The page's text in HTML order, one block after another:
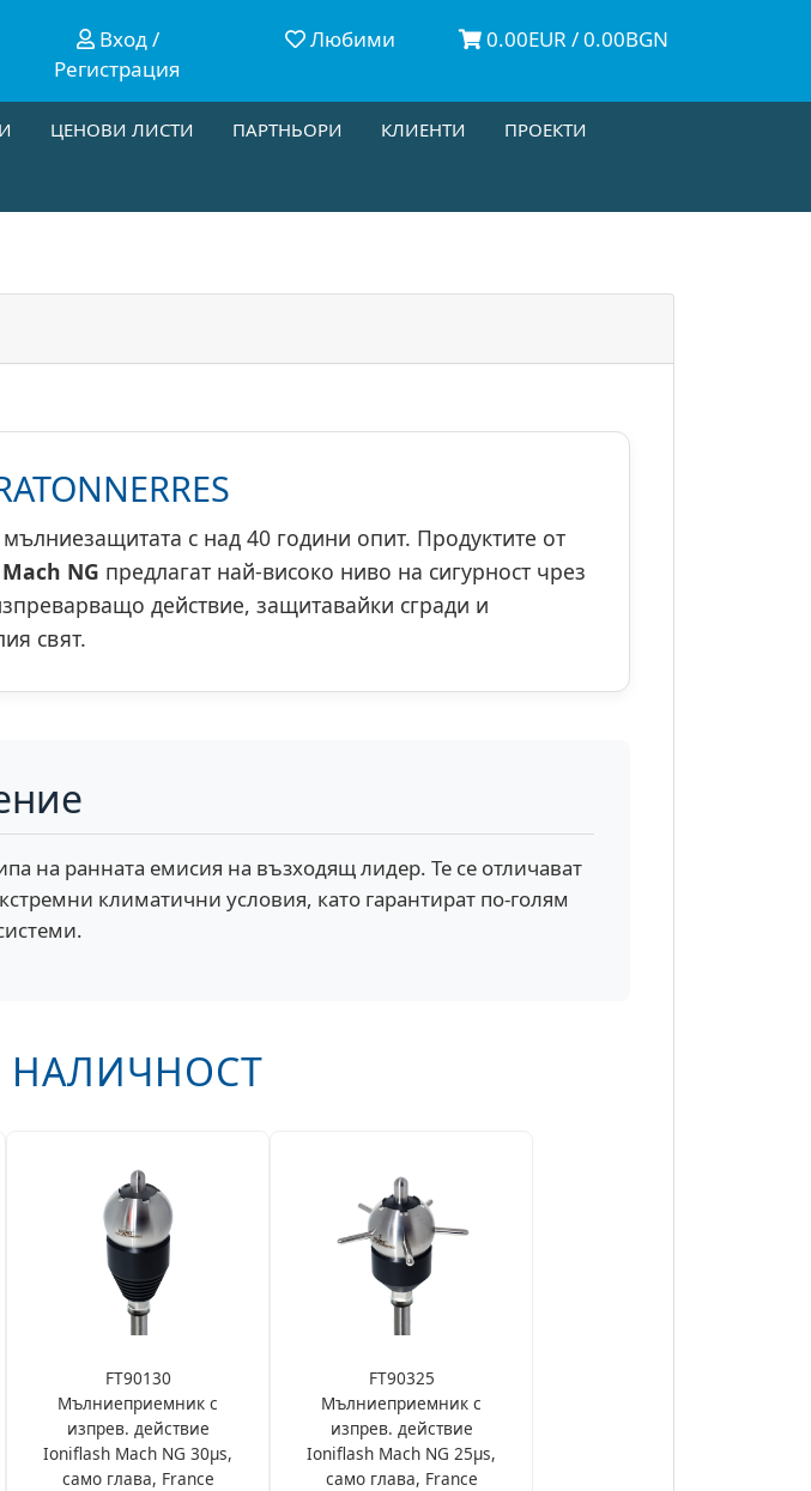
Вход /
Регистрация
Любими 0.00EUR / 0.00BGN
ЦЕНОВИ ЛИСТИ ПАРТНЬОРИ КЛИЕНТИ ПРОЕКТИ
с над 40 години опит. Продуктите от
NG предлагат най-високо ниво на сигурност чрез
действие, защитавайки сгради и
свят.
на ранната емисия на възходящ лидер. Те се отличават
климатични условия, като гарантират по-голям
НАЛИЧНОСТ
FT90130
Мълниеприемник с
изпрев. действие
Ioniflash Mach NG 30µs,
само глава, France
FT90325
Мълниеприемник с
изпрев. действие
Ioniflash Mach NG 25µs,
само глава, France